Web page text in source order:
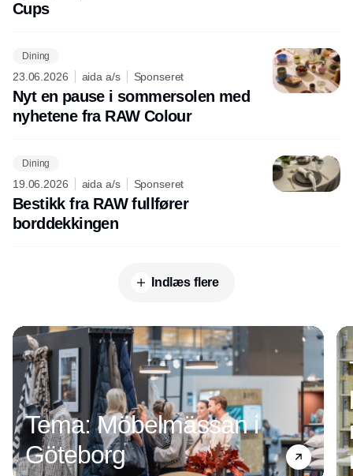
Cups
Dining
23.06.2026 aida a/s Sponseret
Nyt en pause i sommersolen med
nyhetene fra RAW Colour
Dining
19.06.2026 aida a/s Sponseret
Bestikk fra RAW fullfører
borddekkingen
Indlæs flere
Tema: Möbelmässan i
Göteborg